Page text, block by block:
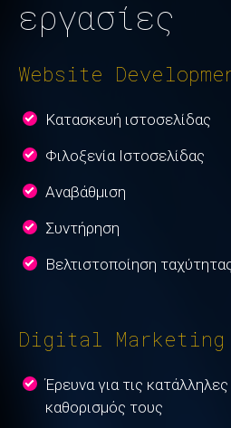
εργασίες
Website
Κατασκευή ιστοσελίδας
Φιλοξενία Ιστοσελίδας
Αναβάθμιση
Συντήρηση
Bελτιστοποίηση
Digital Marketing
Έρευνα για τις κατάλληλες
καθορισμός τους